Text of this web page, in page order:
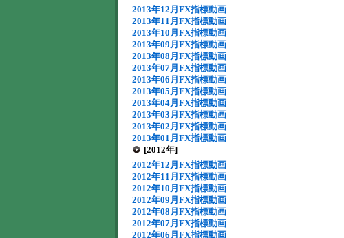
2013年12月FX指標動画
2013年11月FX指標動画
2013年10月FX指標動画
2013年09月FX指標動画
2013年08月FX指標動画
2013年07月FX指標動画
2013年06月FX指標動画
2013年05月FX指標動画
2013年04月FX指標動画
2013年03月FX指標動画
2013年02月FX指標動画
2013年01月FX指標動画
[2012年]
2012年12月FX指標動画
2012年11月FX指標動画
2012年10月FX指標動画
2012年09月FX指標動画
2012年08月FX指標動画
2012年07月FX指標動画
2012年06月FX指標動画